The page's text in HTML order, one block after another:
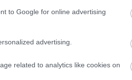
to Google for online advertising
advertising.
related to analytics like cookies on
nemrecept
afrikai
ázsiai
baszk
belgium